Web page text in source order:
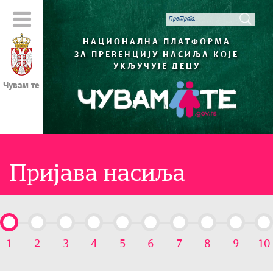
Чувам те
НАЦИОНАЛНА ПЛАТФОРМА
ЗА ПРЕВЕНЦИЈУ НАСИЉА КОЈЕ
УКЉУЧУЈЕ ДЕЦУ
Пријава насиља
1 2 3 4 5 6 7 8 9 10